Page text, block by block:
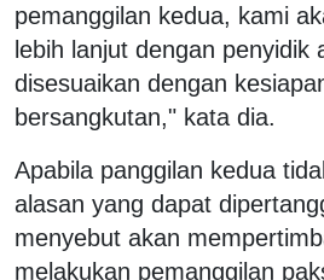
pemanggilan kedua, kami
lebih lanjut dengan penyidik
disesuaikan dengan
bersangkutan," kata dia.
Apabila panggilan kedua
alasan yang dapat
menyebut akan
melakukan pemanggilan